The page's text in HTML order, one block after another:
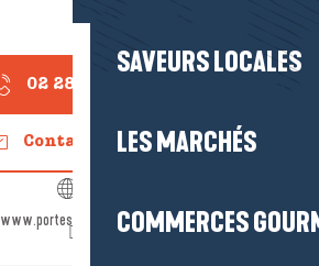
SAVEURS LOCALES
LES MARCHÉS
COMMERCES
02 28 55 05
Contactez-nous
www.portesaintmichel.fr